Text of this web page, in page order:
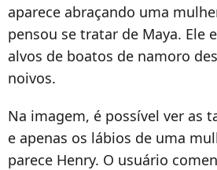
aparece abraçando uma
pensou se tratar de Maya. Ele
alvos de boatos de namoro
noivos.
Na imagem, é possível ver as
e apenas os lábios de uma
parece Henry. O usuário